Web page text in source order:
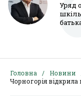
Уряд
Головна Новини
Чорногорія відкрила